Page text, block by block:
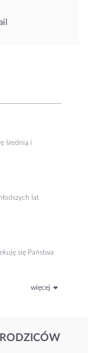
średnią i
lat
się Państwa
więcej